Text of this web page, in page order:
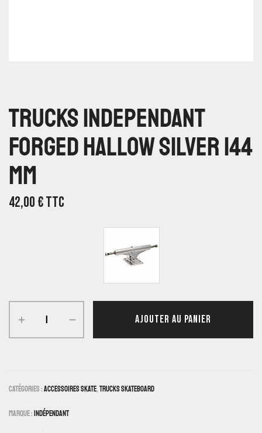
Trucks Independant
Forged Hallow Silver 144
Mm
42,00€TTC
AJOUTER AU PANIER
Catégories :Accessoires Skate,Trucks Skateboard
Marque : Indépendant